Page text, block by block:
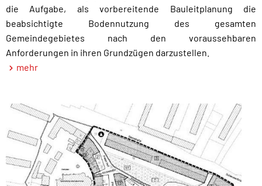
die Aufgabe, als vorbereitende Bauleitplanung die
beabsichtigte Bodennutzung des gesamten
Gemeindegebietes nach den voraussehbaren
Anforderungen in ihren Grundzügen darzustellen.
mehr